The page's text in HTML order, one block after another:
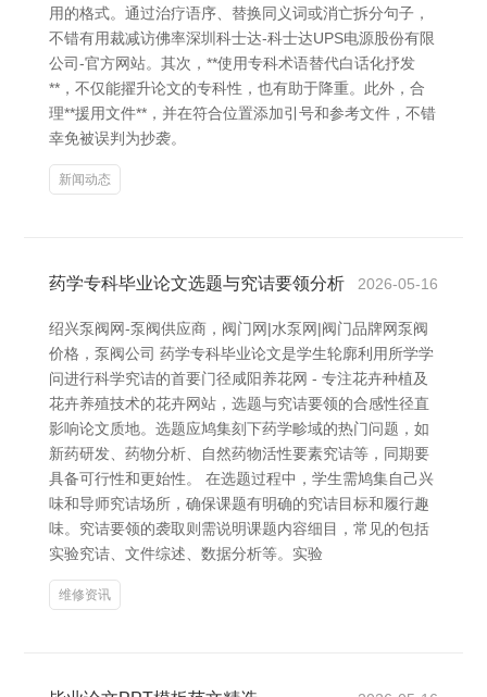
用的格式。通过治疗语序、替换同义词或消亡拆分句子，
不错有用裁减访佛率深圳科士达-科士达UPS电源股份有限
公司-官方网站。其次，**使用专科术语替代白话化抒发
**，不仅能擢升论文的专科性，也有助于降重。此外，合
理**援用文件**，并在符合位置添加引号和参考文件，不错
幸免被误判为抄袭。
新闻动态
药学专科毕业论文选题与究诘要领分析 2026-05-16
绍兴泵阀网-泵阀供应商，阀门网|水泵网|阀门品牌网泵阀
价格，泵阀公司 药学专科毕业论文是学生轮廓利用所学学
问进行科学究诘的首要门径咸阳养花网 - 专注花卉种植及
花卉养殖技术的花卉网站，选题与究诘要领的合感性径直
影响论文质地。选题应鸠集刻下药学畛域的热门问题，如
新药研发、药物分析、自然药物活性要素究诘等，同期要
具备可行性和更始性。 在选题过程中，学生需鸠集自己兴
味和导师究诘场所，确保课题有明确的究诘目标和履行趣
味。究诘要领的袭取则需说明课题内容细目，常见的包括
实验究诘、文件综述、数据分析等。实验
维修资讯